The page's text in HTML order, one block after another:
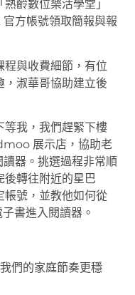
齡數位樂活學堂」
方帳號領取簡報與報
與收費細節，有位
淑華哥協助建立後
等我，我們趕緊下樓
展示店，協助老
器。挑選過程非常順
後轉往附近的星巴
帳號，並教他如何從
書進入閱讀器。
們的家庭節奏更穩